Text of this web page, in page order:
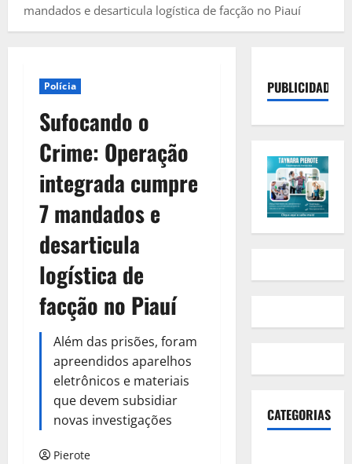
mandados e desarticula logística de facção no Piauí
Polícia
Sufocando o
Crime: Operação
integrada cumpre
7 mandados e
desarticula
logística de
facção no Piauí
Além das prisões, foram
apreendidos aparelhos
eletrônicos e materiais
que devem subsidiar
novas investigações
Pierote
PUBLICIDADE
CATEGORIAS